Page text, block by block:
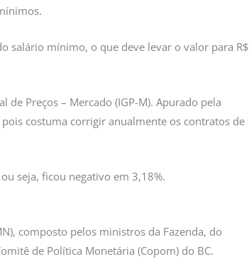
salário mínimo, o que deve levar o valor para R$
Preços – Mercado (IGP-M). Apurado pela
pois costuma corrigir anualmente os contratos de
seja, ficou negativo em 3,18%.
composto pelos ministros da Fazenda, do
de Política Monetária (Copom) do BC.